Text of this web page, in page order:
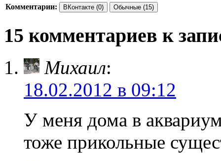
Комментарии: ВКонтакте (0) Обычные (15)
15 комментариев к
Михаил:
18.02.2012 в 09:12
У меня дома в
тоже прикольные